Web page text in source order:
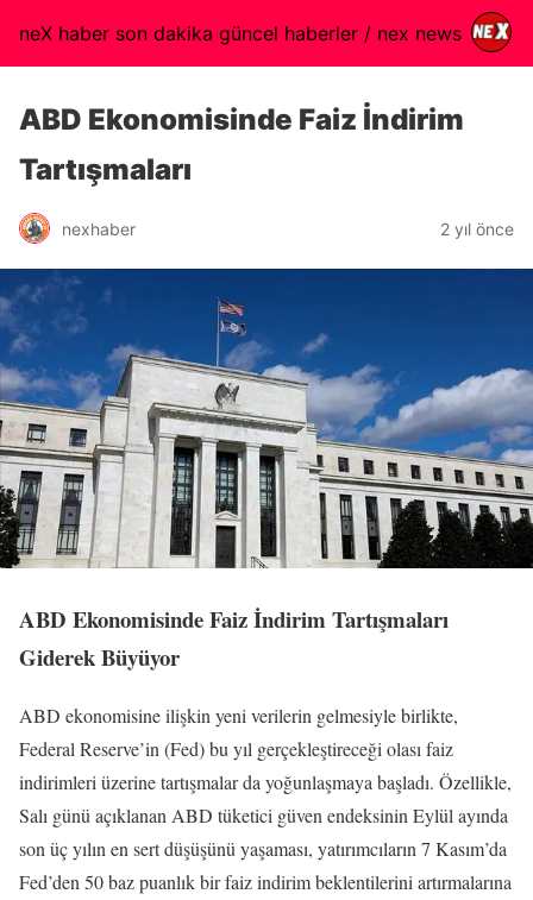
neX haber son dakika güncel haberler / nex news
ABD Ekonomisinde Faiz İndirim
Tartışmaları
nexhaber 2 yıl önce
ABD Ekonomisinde Faiz İndirim Tartışmaları
Giderek Büyüyor
ABD ekonomisine ilişkin yeni verilerin gelmesiyle birlikte,
Federal Reserve’in (Fed) bu yıl gerçekleştireceği olası faiz
indirimleri üzerine tartışmalar da yoğunlaşmaya başladı. Özellikle,
Salı günü açıklanan ABD tüketici güven endeksinin Eylül ayında
son üç yılın en sert düşüşünü yaşaması, yatırımcıların 7 Kasım’da
Fed’den 50 baz puanlık bir faiz indirim beklentilerini artırmalarına